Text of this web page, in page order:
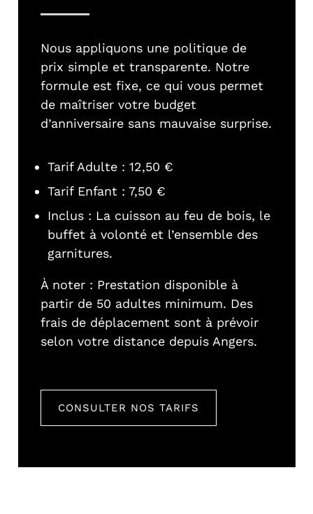
Nous appliquons une politique de
prix simple et transparente. Notre
formule est fixe, ce qui vous permet
de maîtriser votre budget
d’anniversaire sans mauvaise surprise.
Tarif Adulte : 12,50 €
Tarif Enfant : 7,50 €
Inclus : La cuisson au feu de bois, le
buffet à volonté et l’ensemble des
garnitures.
À noter : Prestation disponible à
partir de 50 adultes minimum. Des
frais de déplacement sont à prévoir
selon votre distance depuis Angers.
CONSULTER NOS TARIFS